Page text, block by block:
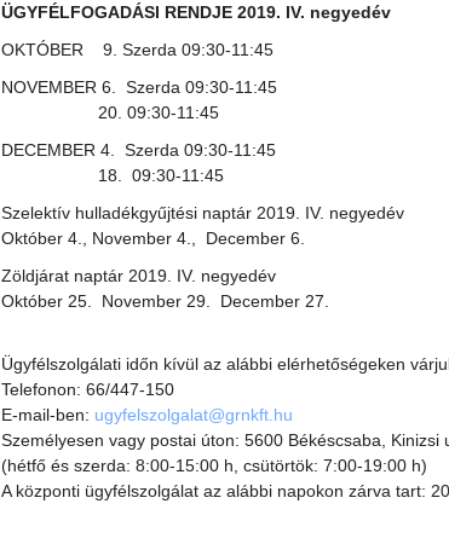
ÜGYFÉLFOGADÁSI RENDJE 2019. IV. negyedév
OKTÓBER 9. Szerda 09:30-11:45
NOVEMBER 6. Szerda 09:30-11:45
20. 09:30-11:45
DECEMBER 4. Szerda 09:30-11:45
18. 09:30-11:45
Szelektív hulladékgyűjtési naptár 2019. IV. negyedév
Október 4., November 4., December 6.
Zöldjárat naptár 2019. IV. negyedév
Október 25. November 29. December 27.
Ügyfélszolgálati időn kívül az alábbi elérhetőségeken
Telefonon: 66/447-150
E-mail-ben: ugyfelszolgalat@grnkft.hu
Személyesen vagy postai úton: 5600 Békéscsaba, Kinizsi
(hétfő és szerda: 8:00-15:00 h, csütörtök: 7:00-19:00 h)
A központi ügyfélszolgálat az alábbi napokon zárva tart: